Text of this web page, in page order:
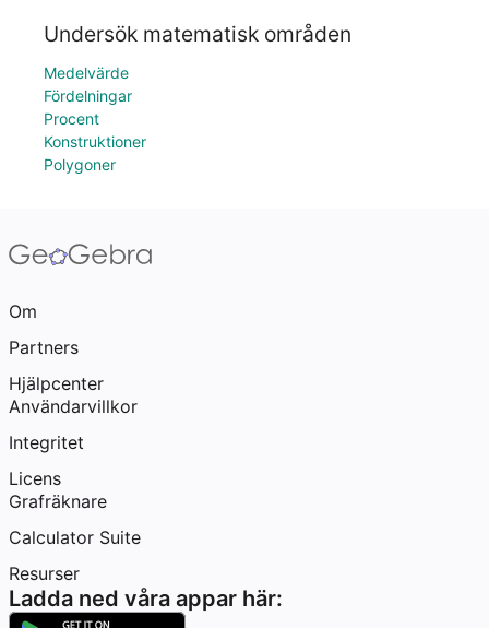
Undersök matematisk områden
Medelvärde
Fördelningar
Procent
Konstruktioner
Polygoner
Om
Partners
Hjälpcenter
Användarvillkor
Integritet
Licens
Grafräknare
Calculator Suite
Resurser
Ladda ned våra appar här: